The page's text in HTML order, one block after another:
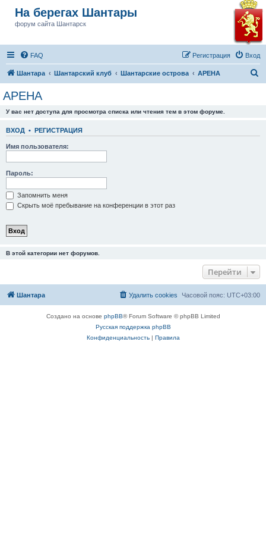
На берегах Шантары
форум сайта Шантарск
FAQ Вход
Регистрация
Шантара Шантарский клуб Шантарские острова АРЕНА
АРЕНА
У вас нет доступа для просмотра списка или чтения тем в этом форуме.
ВХОД • РЕГИСТРАЦИЯ
Имя пользователя:
Пароль:
Запомнить меня
Скрыть моё пребывание на конференции в этот раз
В этой категории нет форумов.
Перейти
Шантара Часовой пояс: UTC+03:00
Удалить cookies
Создано на основе phpBB® Forum Software © phpBB Limited
Русская поддержка phpBB
Конфиденциальность| Правила